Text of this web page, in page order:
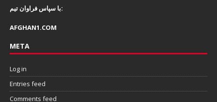
با سپاس فراوان تیم:
AFGHAN1.COM
META
Log in
Entries feed
Comments feed